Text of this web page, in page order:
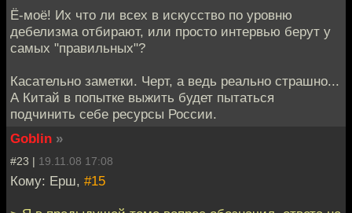
Ё-моё! Их что ли всех в искусство по уровню
дебелизма отбирают, или просто интервью берут у
самых "правильных"?
Касательно заметки. Черт, а ведь реально страшно...
А Китай в попытке выжить будет пытаться
подчинить себе ресурсы России.
Goblin »
#23 | 19.11.08 17:08
Кому: Ерш, #15